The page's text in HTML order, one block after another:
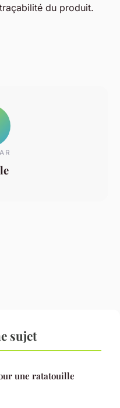
du produit.
sujet
une ratatouille